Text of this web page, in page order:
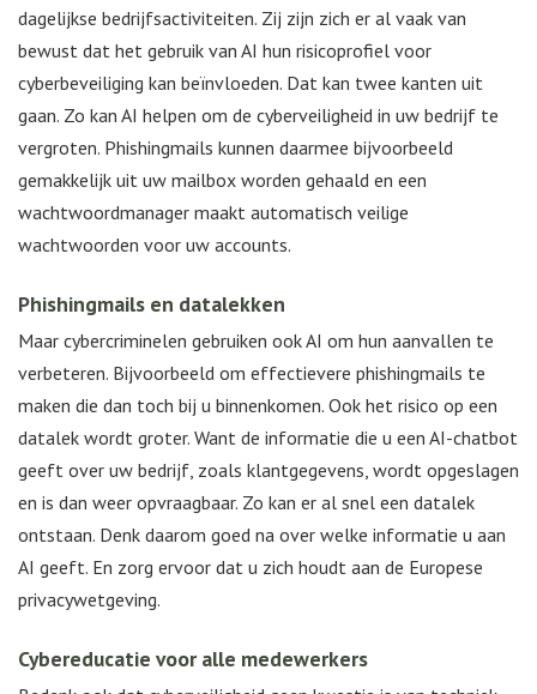
dagelijkse bedrijfsactiviteiten. Zij zijn zich er al vaak van
bewust dat het gebruik van AI hun risicoprofiel voor
cyberbeveiliging kan beïnvloeden. Dat kan twee kanten uit
gaan. Zo kan AI helpen om de cyberveiligheid in uw bedrijf te
vergroten. Phishingmails kunnen daarmee bijvoorbeeld
gemakkelijk uit uw mailbox worden gehaald en een
wachtwoordmanager maakt automatisch veilige
wachtwoorden voor uw accounts.
Phishingmails en datalekken
Maar cybercriminelen gebruiken ook AI om hun aanvallen te
verbeteren. Bijvoorbeeld om effectievere phishingmails te
maken die dan toch bij u binnenkomen. Ook het risico op een
datalek wordt groter. Want de informatie die u een AI-chatbot
geeft over uw bedrijf, zoals klantgegevens, wordt opgeslagen
en is dan weer opvraagbaar. Zo kan er al snel een datalek
ontstaan. Denk daarom goed na over welke informatie u aan
AI geeft. En zorg ervoor dat u zich houdt aan de Europese
privacywetgeving.
Cybereducatie voor alle medewerkers